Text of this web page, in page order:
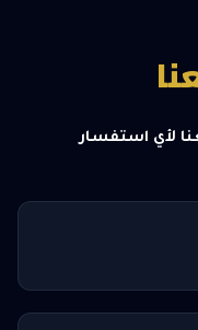
لأي استفسار